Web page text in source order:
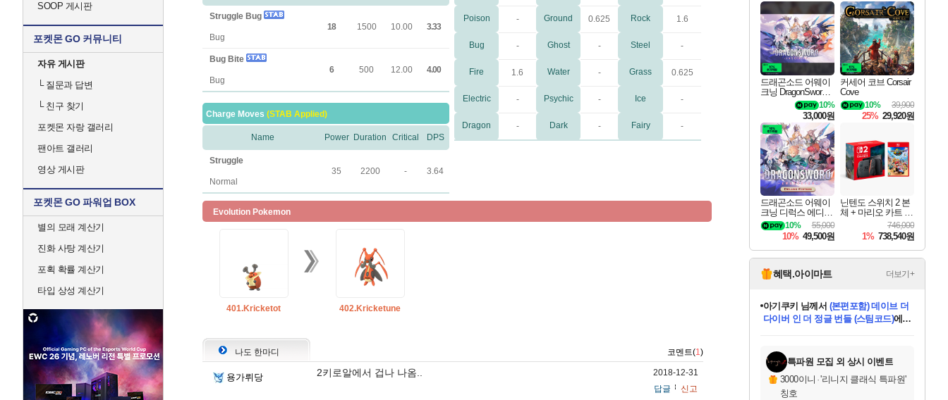
SOOP 게시판
포켓몬 GO 커뮤니티
자유 게시판
└질문과 답변
└친구 찾기
포켓몬 자랑 갤러리
팬아트 갤러리
영상 게시판
포켓몬 GO 파워업 BOX
별의 모래 계산기
진화 사탕 계산기
포획 확률 계산기
타입 상성 계산기
Struggle Bug
Bug
18 1500 10.00 3.33
Bug Bite
Bug
6 500 12.00 4.00
Charge Moves (STAB Applied)
Name Power Duration Critical DPS
Struggle
Normal
35 2200 - 3.64
Poison - Ground 0.625 Rock 1.6
Bug - Ghost - Steel -
Fire 1.6 Water - Grass 0.625
Electric - Psychic - Ice -
Dragon - Dark - Fairy -
Evolution Pokemon
401.Kricketot 402.Kricketune
나도 한마디 코멘트(1)
용가뤼당 2키로알에서 겁나 나옴..
2018-12-31
답글
신고
네이버혜택과 함께 만나보세요!
50%할인&추가 적립까지!
네이버 혜택가와 함께 예약하세요!
할인&네이버혜택으로 만나보세요!
네이버페이 혜택과 만나보세요!
40주년 프로모션으로 만나보세요!
네이버 포인트 혜택까지!
할인가에 만나보세요!
일부 에디션 상시 할인!
혜택으로 예약 판매 중
편안하게 충전하세요
드래곤소드 어웨이
크닝 DragonSword A
10%
33,000원
커세어 코브 Corsair
Cove
39,900
10%
25% 29,920원
드래곤소드 어웨이
크닝 디럭스 에디션
DragonSword Awake
ning Deluxe Edition
55,000
10%
10% 49,500원
닌텐도 스위치 2 본
체 + 마리오 카트 월
746,000
1% 738,540원
혜택.아이마트 더보기+
당첨되셨습니다.
아기쿠키 님께서 (본편포함) 데이브 더
다이버 인 더 정글 번들 (스팀코드)에
당첨되셨습니다.
당첨되셨습니다.
에디션 (스팀코드)를 교환.
당첨되셨습니다.
당첨되셨습니다.
당첨되셨습니다.
당첨되셨습니다.
특파원 모집 외 상시 이벤트
3000이니 ·'리니지 클래식 특파원'
칭호